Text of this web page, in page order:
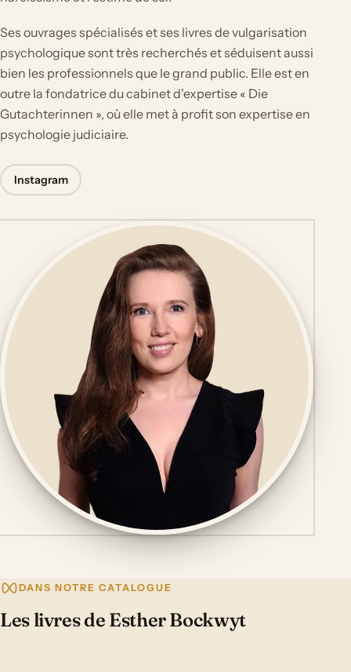
Ses ouvrages spécialisés et ses livres de vulgarisation
psychologique sont très recherchés et séduisent aussi
bien les professionnels que le grand public. Elle est en
outre la fondatrice du cabinet d'expertise « Die
Gutachterinnen », où elle met à profit son expertise en
psychologie judiciaire.
Instagram
DANS NOTRE CATALOGUE
Les livres de Esther Bockwyt